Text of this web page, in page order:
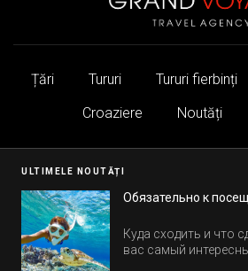
Țări Tururi Tururi fierbinți
Croaziere
Noutăți
ULTIMELE NOUTĂȚI
Обязательно к
Куда сходить и что
вас самый